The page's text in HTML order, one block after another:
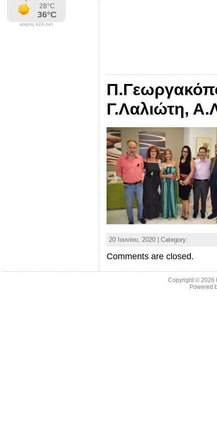
καιρός k24.net
Γ.Λαλιώτη,
20 Ιουνίου, 2020 | Category:
Comments are closed.
Copyright © 2026
Powered